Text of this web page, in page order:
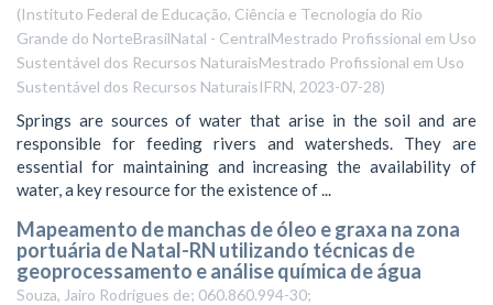
(Instituto Federal de Educação, Ciência e Tecnologia do Rio
Grande do NorteBrasilNatal - CentralMestrado Profissional em Uso
Sustentável dos Recursos NaturaisMestrado Profissional em Uso
Sustentável dos Recursos NaturaisIFRN, 2023-07-28)
Springs are sources of water that arise in the soil and are
responsible for feeding rivers and watersheds. They are
essential for maintaining and increasing the availability of
water, a key resource for the existence of ...
Mapeamento de manchas de óleo e graxa na zona
portuária de Natal-RN utilizando técnicas de
geoprocessamento e análise química de água
Souza, Jairo Rodrigues de; 060.860.994-30;